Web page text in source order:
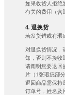
如果收货人拒绝
有关的费用（含
4. 退换货
若发货错或有瑕
对退换货情况，
知，否则不接收
请阐明您要退回
片（1张瑕疵部
退回商品需保持
订单号，姓名及